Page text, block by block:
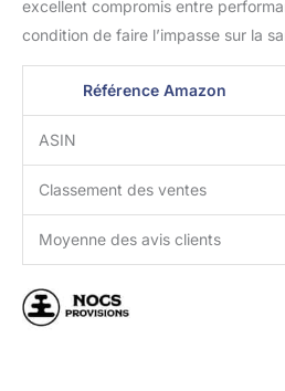
excellent compromis entre
condition de faire l’impasse sur la
Référence Amazon
ASIN
Classement des ventes
Moyenne des avis clients